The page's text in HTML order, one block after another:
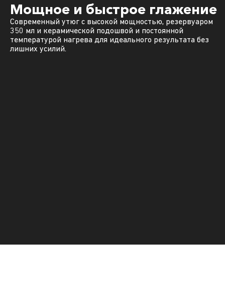
Мощное и быстрое глажение
Современный утюг с высокой мощностью, резервуаром
350 мл и керамической подошвой и постоянной
температурой нагрева для идеального результата без
лишних усилий.